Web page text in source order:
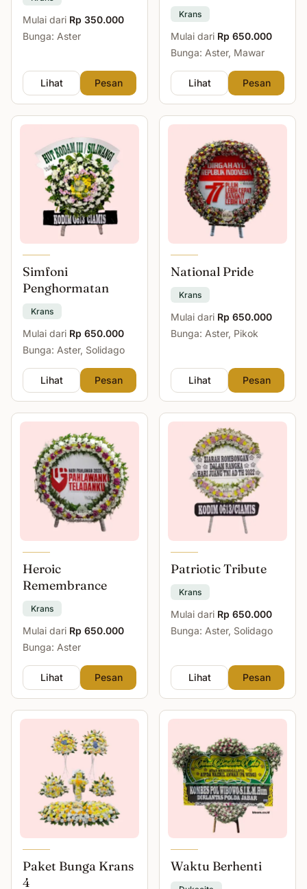
Mulai dari Rp 350.000
Bunga: Aster
Lihat Pesan
Krans
Mulai dari Rp 650.000
Bunga: Aster, Mawar
Lihat Pesan
Simfoni
Penghormatan
Krans
Mulai dari Rp 650.000
Bunga: Aster, Solidago
Lihat Pesan
National Pride
Krans
Mulai dari Rp 650.000
Bunga: Aster, Pikok
Lihat Pesan
Heroic
Remembrance
Krans
Mulai dari Rp 650.000
Bunga: Aster
Lihat Pesan
Patriotic Tribute
Krans
Mulai dari Rp 650.000
Bunga: Aster, Solidago
Lihat Pesan
Paket Bunga Krans
4
Waktu Berhenti